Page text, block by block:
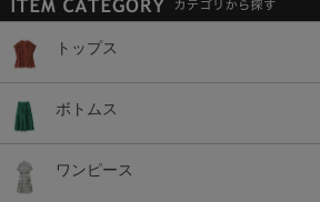
トップス
ボトムス
ワンピース